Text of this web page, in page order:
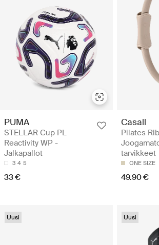
PUMA
STELLAR Cup PL
Reactivity WP -
Jalkapallot
3 4 5
33 €
Casall
Pilates
tarvikkeet
ONE SIZE
49.90 €
Uusi Uusi